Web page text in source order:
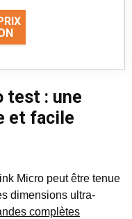
test : une
et facile
Micro peut être tenue
dimensions ultra-
complètes